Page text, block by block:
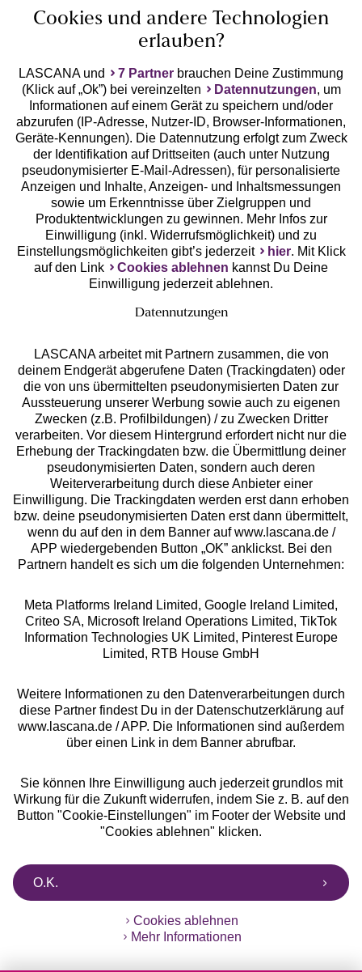
Geprüfte Sicherheit
Unsere Apps
Services
Beratung
Über uns
Rechtliches
Alle Preise inkl. MwSt., zzgl.
Versandkosten
** Bonität vorausgesetzt, berechtigt zur Bonitätsprüfung
Cookies und andere Technologien
erlauben?
LASCANA und 7 Partner brauchen Deine Zustimmung
(Klick auf „Ok”) bei vereinzelten
Datennutzungen, um
Informationen auf einem Gerät zu speichern und/oder
abzurufen (IP-Adresse, Nutzer-ID, Browser-Informationen,
Geräte-Kennungen). Die Datennutzung erfolgt zum Zweck
der Identifikation auf Drittseiten (auch unter Nutzung
pseudonymisierter E-Mail-Adressen), für personalisierte
Anzeigen und Inhalte, Anzeigen- und Inhaltsmessungen
sowie um Erkenntnisse über Zielgruppen und
Produktentwicklungen zu gewinnen. Mehr Infos zur
Einwilligung (inkl. Widerrufsmöglichkeit) und zu
Einstellungsmöglichkeiten gibt’s jederzeit
hier. Mit Klick
auf den Link
Cookies ablehnen kannst Du Deine
Einwilligung jederzeit ablehnen.
Datennutzungen
LASCANA arbeitet mit Partnern zusammen, die von
deinem Endgerät abgerufene Daten (Trackingdaten) oder
die von uns übermittelten pseudonymisierten Daten zur
Aussteuerung unserer Werbung sowie auch zu eigenen
Zwecken (z.B. Profilbildungen) / zu Zwecken Dritter
verarbeiten. Vor diesem Hintergrund erfordert nicht nur die
Erhebung der Trackingdaten bzw. die Übermittlung deiner
pseudonymisierten Daten, sondern auch deren
Weiterverarbeitung durch diese Anbieter einer
Einwilligung. Die Trackingdaten werden erst dann erhoben
bzw. deine pseudonymisierten Daten erst dann übermittelt,
wenn du auf den in dem Banner auf www.lascana.de /
APP wiedergebenden Button „OK” anklickst. Bei den
Partnern handelt es sich um die folgenden Unternehmen:
Meta Platforms Ireland Limited, Google Ireland Limited,
Criteo SA, Microsoft Ireland Operations Limited, TikTok
Information Technologies UK Limited, Pinterest Europe
Limited, RTB House GmbH
Weitere Informationen zu den Datenverarbeitungen durch
diese Partner findest Du in der Datenschutzerklärung auf
www.lascana.de / APP. Die Informationen sind außerdem
über einen Link in dem Banner abrufbar.
Sie können Ihre Einwilligung auch jederzeit grundlos mit
Wirkung für die Zukunft widerrufen, indem Sie z. B. auf den
Button "Cookie-Einstellungen" im Footer der Website und
"Cookies ablehnen" klicken.
O.K.
Cookies ablehnen
Mehr Informationen